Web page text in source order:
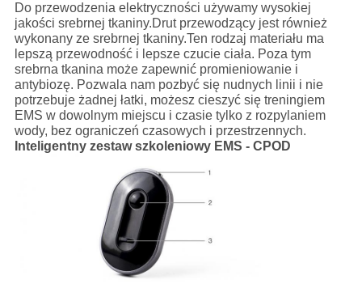
Do przewodzenia elektryczności używamy wysokiej
jakości srebrnej tkaniny.Drut przewodzący jest również
wykonany ze srebrnej tkaniny.Ten rodzaj materiału ma
lepszą przewodność i lepsze czucie ciała. Poza tym
srebrna tkanina może zapewnić promieniowanie i
antybiozę. Pozwala nam pozbyć się nudnych linii i nie
potrzebuje żadnej łatki, możesz cieszyć się treningiem
EMS w dowolnym miejscu i czasie tylko z rozpylaniem
wody, bez ograniczeń czasowych i przestrzennych.
Inteligentny zestaw szkoleniowy EMS - CPOD